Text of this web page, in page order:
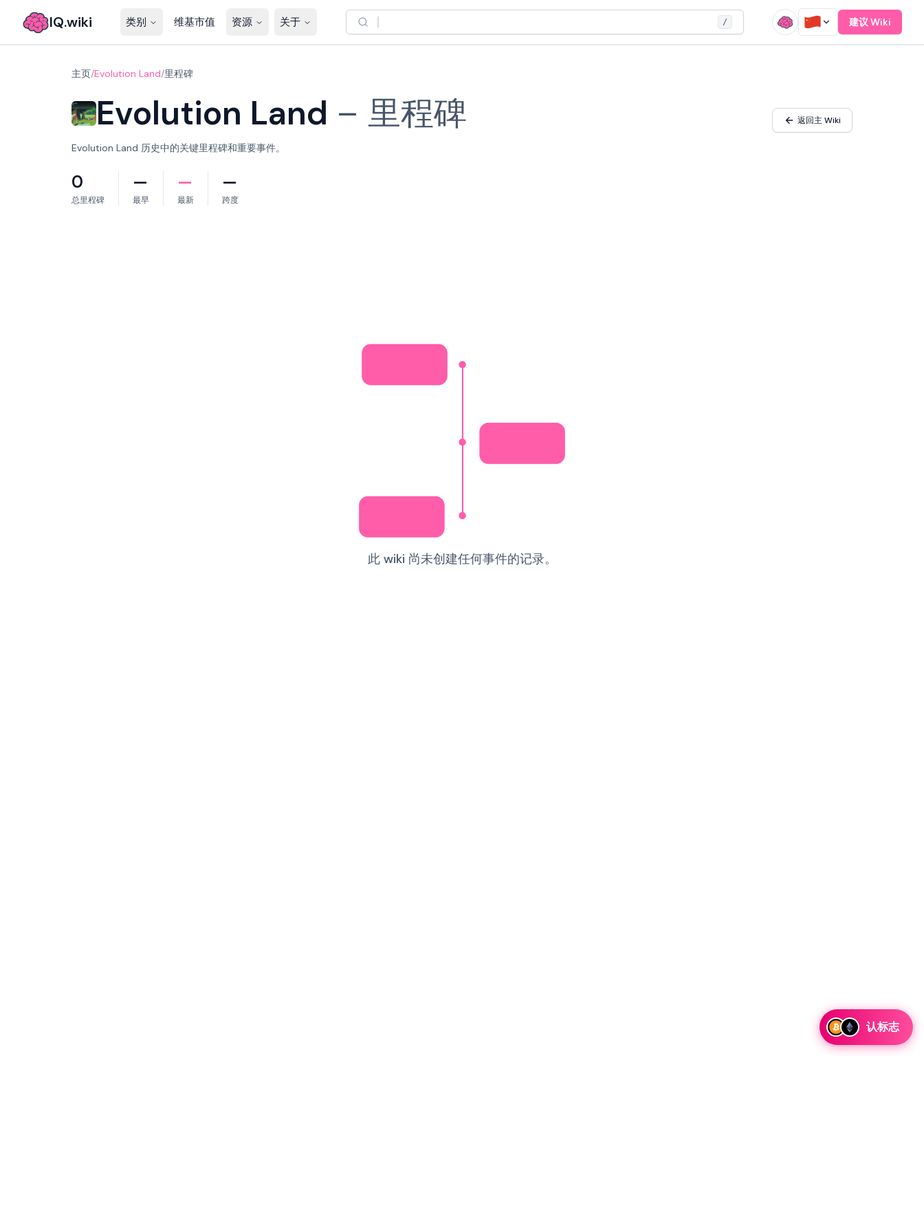
IQ.wiki 类别 维基市值 资源 关于 / 建议 Wiki
主页/Evolution Land/里程碑
Evolution Land – 里程碑 返回主 Wiki
Evolution Land 历史中的关键里程碑和重要事件。
0
总里程碑
—
最早
—
最新
—
跨度
此 wiki 尚未创建任何事件的记录。
认标志